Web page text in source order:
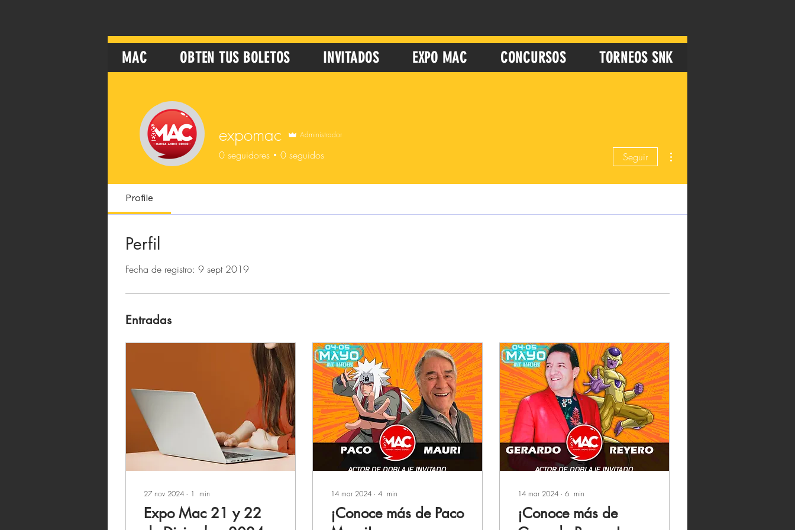
expomac Administrador
0 seguidores 0 seguidos Seguir
Profile
Perfil
Fecha de registro: 9 sept 2019
Entradas
27 nov 2024 ∙ 1 min
Expo Mac 21 y 22
14 mar 2024 ∙ 4 min
¡Conoce más de Paco
14 mar 2024 ∙ 6 min
¡Conoce más de
MAC OBTEN TUS BOLETOS INVITADOS EXPO MAC CONCURSOS TORNEOS SNK